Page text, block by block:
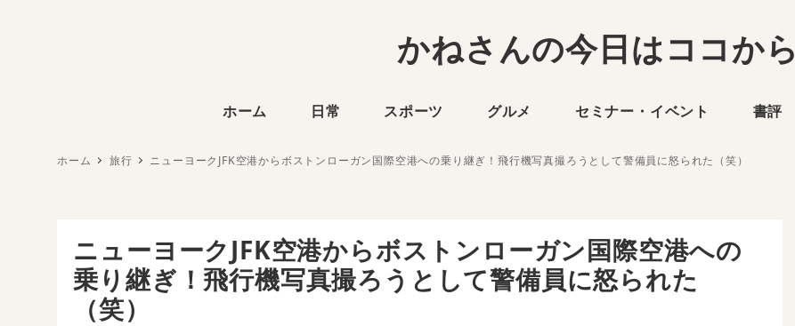
かねさんの今日はココから
ホーム 日常 スポーツ グルメ セミナー・イベント 書評
ホーム 旅行 ニューヨークJFK空港からボストンローガン国際空港への乗り継ぎ！飛行機写真撮ろうとして警備員に怒られた（笑）
ニューヨークJFK空港からボストンローガン国際空港への
乗り継ぎ！飛行機写真撮ろうとして警備員に怒られた
（笑）